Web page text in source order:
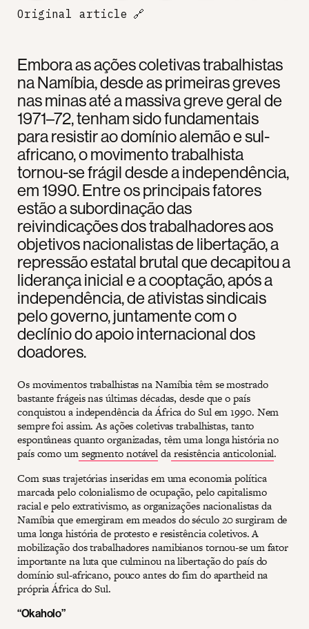
Embora as ações coletivas trabalhistas
na Namíbia, desde as primeiras greves
nas minas até a massiva greve geral de
1971–72, tenham sido fundamentais
para resistir ao domínio alemão e sul-
africano, o movimento trabalhista
tornou-se frágil desde a independência,
em 1990. Entre os principais fatores
estão a subordinação das
reivindicações dos trabalhadores aos
objetivos nacionalistas de libertação, a
repressão estatal brutal que decapitou a
liderança inicial e a cooptação, após a
independência, de ativistas sindicais
pelo governo, juntamente com o
declínio do apoio internacional dos
doadores.
Os movimentos trabalhistas na Namíbia têm se mostrado
bastante frágeis nas últimas décadas, desde que o país
conquistou a independência da África do Sul em 1990. Nem
sempre foi assim. As ações coletivas trabalhistas, tanto
espontâneas quanto organizadas, têm uma longa história no
país como umsegmento notáveldaresistência anticolonial.
Com suas trajetórias inseridas em uma economia política
marcada pelo colonialismo de ocupação, pelo capitalismo
racial e pelo extrativismo, as organizações nacionalistas da
Namíbia que emergiram em meados do século 20 surgiram de
uma longa história de protesto e resistência coletivos. A
mobilização dos trabalhadores namibianos tornou-se um fator
importante na luta que culminou na libertação do país do
domínio sul-africano, pouco antes do fim do apartheid na
própria África do Sul.
“Okaholo”
Original article 🔗